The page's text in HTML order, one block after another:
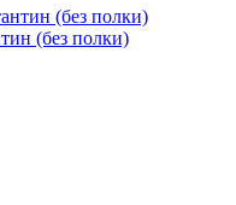
(без полки)